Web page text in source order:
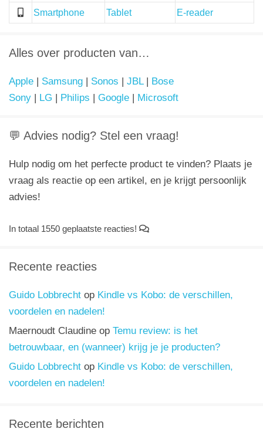
Smartphone Tablet E-reader
Alles over producten van…
Apple Samsung Sonos JBL|
Bose
Sony
LG Philips Google Microsoft
💬 Advies nodig? Stel een vraag!
Hulp nodig om het perfecte product te vinden? Plaats je
vraag als reactie op een artikel, en je krijgt persoonlijk
advies!
In totaal 1550 geplaatste reacties!
Recente reacties
Guido Lobbrecht op Kindle vs Kobo: de verschillen,
voordelen en nadelen!
Maernoudt Claudine op Temu review: is het
betrouwbaar, en (wanneer) krijg je je producten?
Guido Lobbrecht op Kindle vs Kobo: de verschillen,
voordelen en nadelen!
Recente berichten